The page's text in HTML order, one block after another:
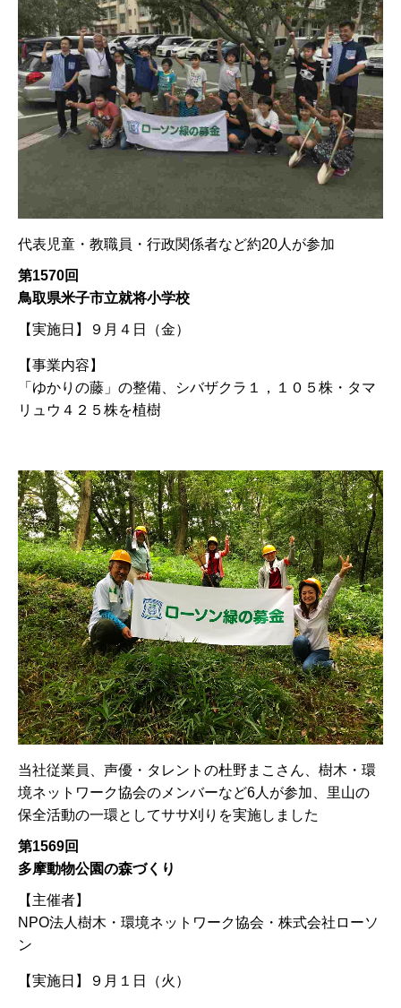
代表児童・教職員・行政関係者など約20人が参加
第1570回
鳥取県米子市立就将小学校
【実施日】 ９月４日（金）
【事業内容】
「ゆかりの藤」の整備、シバザクラ１，１０５株・タマ
リュウ４２５株を植樹
当社従業員、声優・タレントの杜野まこさん、樹木・環
境ネットワーク協会のメンバーなど6人が参加、里山の
保全活動の一環としてササ刈りを実施しました
第1569回
多摩動物公園の森づくり
【主催者】
NPO法人樹木・環境ネットワーク協会・株式会社ローソ
ン
【実施日】 ９月１日（火）